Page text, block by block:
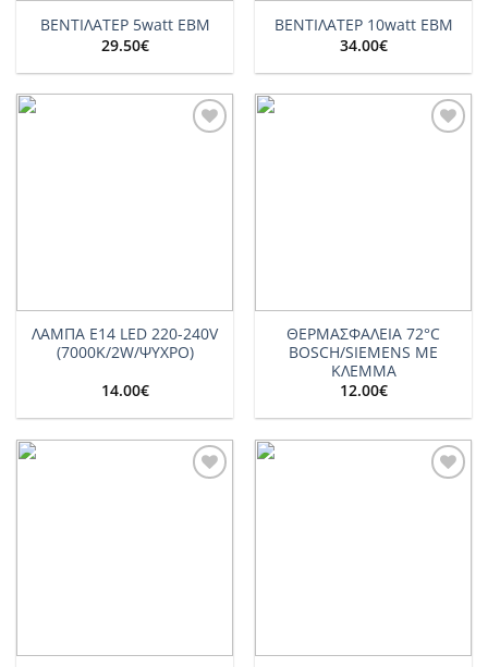
ΒΕΝΤΙΛΑΤΕΡ 5watt EBM
29.50€
ΒΕΝΤΙΛΑΤΕΡ 10watt EBM
34.00€
ΛΑΜΠΑ E14 LED 220-240V
(7000K/2W/ΨΥΧΡΟ)
14.00€
ΘΕΡΜΑΣΦΑΛΕΙΑ 72°C
BOSCH/SIEMENS ΜΕ
ΚΛΕΜΜΑ
12.00€